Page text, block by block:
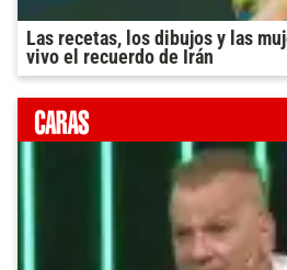
Las recetas, los dibujos y las
vivo el recuerdo de Irán